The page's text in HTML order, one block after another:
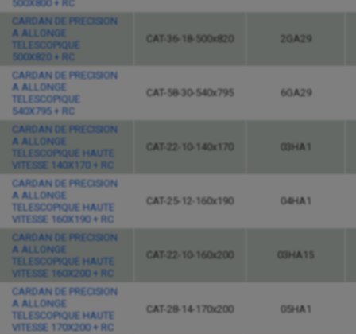
500X800 + RC
CARDAN DE PRECISION
A ALLONGE
TELESCOPIQUE
500X820 + RC
CAT-36-18-500x820 2GA29
CARDAN DE PRECISION
A ALLONGE
TELESCOPIQUE
540X795 + RC
CAT-58-30-540x795 6GA29
CARDAN DE PRECISION
A ALLONGE
TELESCOPIQUE HAUTE
VITESSE 140X170 + RC
CAT-22-10-140x170 03HA1
CARDAN DE PRECISION
A ALLONGE
TELESCOPIQUE HAUTE
VITESSE 160X190 + RC
CAT-25-12-160x190 04HA1
CARDAN DE PRECISION
A ALLONGE
TELESCOPIQUE HAUTE
VITESSE 160X200 + RC
CAT-22-10-160x200 03HA15
CARDAN DE PRECISION
A ALLONGE
TELESCOPIQUE HAUTE
VITESSE 170X200 + RC
CAT-28-14-170x200 05HA1